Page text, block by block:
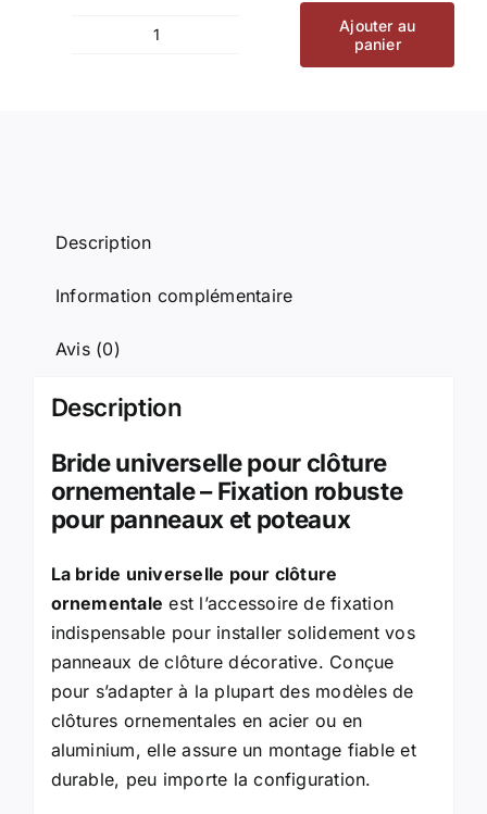
quantité
Ajouter au
panier
Description
Information complémentaire
Avis (0)
Description
Bride universelle pour clôture
ornementale – Fixation robuste
pour panneaux et poteaux
La bride universelle pour clôture
ornementale est l’accessoire de fixation
indispensable pour installer solidement vos
panneaux de clôture décorative. Conçue
pour s’adapter à la plupart des modèles de
clôtures ornementales en acier ou en
aluminium, elle assure un montage fiable et
durable, peu importe la configuration.